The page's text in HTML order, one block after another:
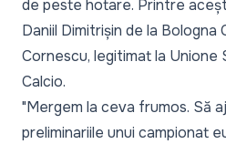
de peste hotare. Printre
Daniil Dimitrișin de la Bologna
Cornescu, legitimat la Unione
Calcio.
"Mergem la ceva frumos. Să
preliminariile unui campionat